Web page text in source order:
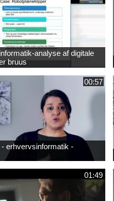
analyse af digitale
bruus
00:57
erhvervsinformatik -
01:49